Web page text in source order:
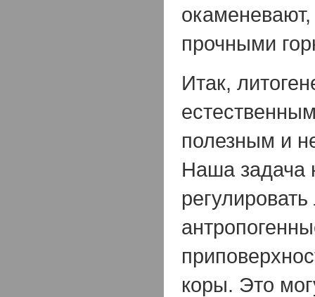
окаменевают,
прочными
Итак,
полезным и
Наша задача
коры. Это